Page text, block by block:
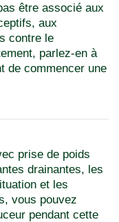
être associé aux
aux
contre le
parlez-en à
de commencer une
prise de poids
drainantes, les
et les
vous pouvez
pendant cette